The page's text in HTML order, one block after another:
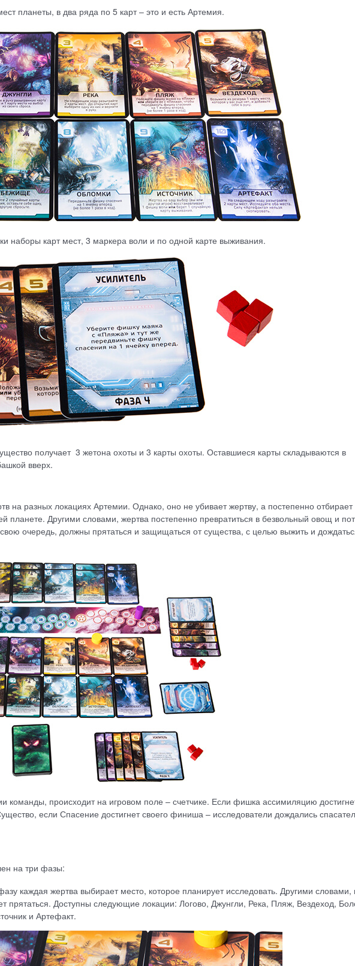
планеты, в два ряда по 5 карт – это и есть Артемия.
наборы карт мест, 3 маркера воли и по одной карте выживания.
получает 3 жетона охоты и 3 карты охоты. Оставшиеся карты складываются в
вверх.
на разных локациях Артемии. Однако, оно не убивает жертву, а постепенно отбирает
планете. Другими словами, жертва постепенно превратиться в безвольный овощ и
очередь, должны прятаться и защищаться от существа, с целью выжить и
команды, происходит на игровом поле – счетчике. Если фишка ассимиляцию
если Спасение достигнет своего финиша – исследователи дождались
на три фазы:
каждая жертва выбирает место, которое планирует исследовать. Другими словами,
прятаться. Доступны следующие локации: Логово, Джунгли, Река, Пляж, Вездеход,
и Артефакт.